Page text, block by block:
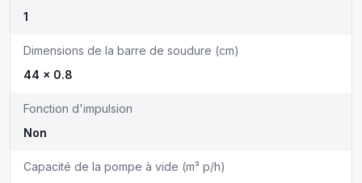
1
Dimensions de la barre de soudure (cm)
44 x 0.8
Fonction d'impulsion
Non
Capacité de la pompe à vide (m³ p/h)